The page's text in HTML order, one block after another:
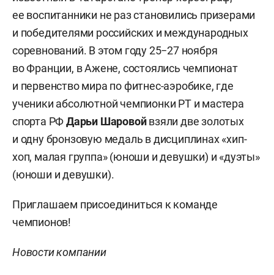
ее воспитанники не раз становились призерами
и победителями российских и международных
соревнований. В этом году 25−27 ноября
во Франции, в Ажене, состоялись чемпионат
и первенство мира по фитнес-аэробике, где
ученики абсолютной чемпионки РТ и мастера
спорта РФДарьи Шаровойвзяли две золотых
и одну бронзовую медаль в дисциплинах «хип-
хоп, малая группа» (юноши и девушки) и «дуэты»
(юноши и девушки).
Приглашаем присоединиться к команде
чемпионов!
Новости компании